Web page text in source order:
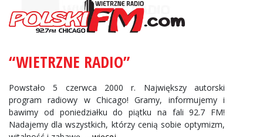
“WIETRZNE RADIO”
Powstało 5 czerwca 2000 r. Największy autorski
program radiowy w Chicago! Gramy, informujemy i
bawimy od poniedziałku do piątku na fali 92.7 FM!
Nadajemy dla wszystkich, którzy cenią sobie optymizm,